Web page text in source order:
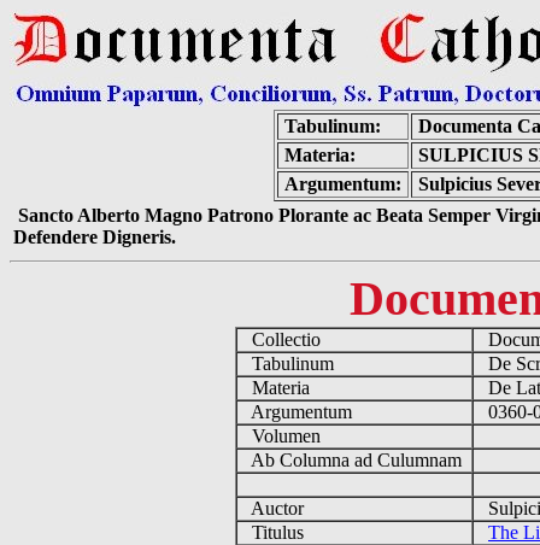
Tabulinum:
Documenta
Materia:
SULPICIUS
Argumentum:
Sulpicius
Sancto Alberto Magno Patrono Plorante ac Beata Semper
Defendere Digneris.
Collectio
Tabulinum
De
Materia
De
Argumentum
0360-
Volumen
Ab Columna ad Culumnam
Auctor
Titulus
The